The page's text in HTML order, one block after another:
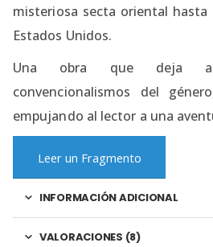
misteriosa secta oriental hasta
Estados Unidos.
Una obra que deja
convencionalismos del
empujando al lector a una
Leer un Fragmento
INFORMACIÓN ADICIONAL
VALORACIONES (8)